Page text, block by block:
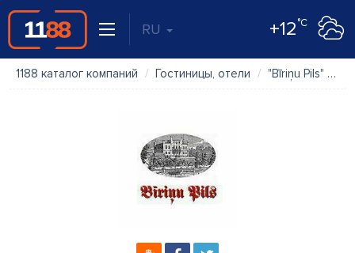
RU +12°C
1188 каталог компаний Гостиницы, отели "Bīriņu Pils" SIA "Saule Bīriņu Pils" viesnīca